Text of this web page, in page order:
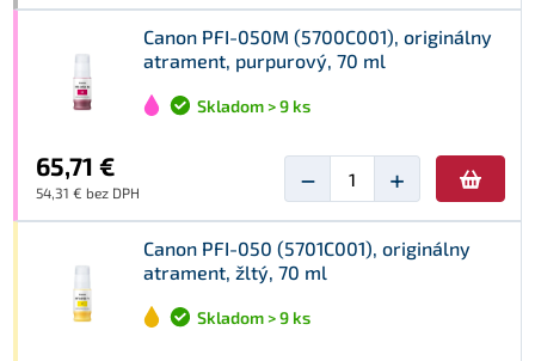
Canon PFI-050M (5700C001), originálny
atrament, purpurový, 70 ml
Skladom > 9 ks
65,71 €
54,31 € bez DPH − +
Canon PFI-050 (5701C001), originálny
atrament, žltý, 70 ml
Skladom > 9 ks